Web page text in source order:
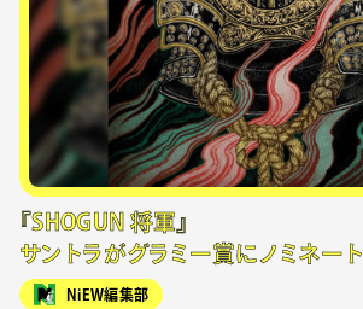
『SHOGUN 将軍』
サントラがグラミー賞にノミネート
NiEW編集部